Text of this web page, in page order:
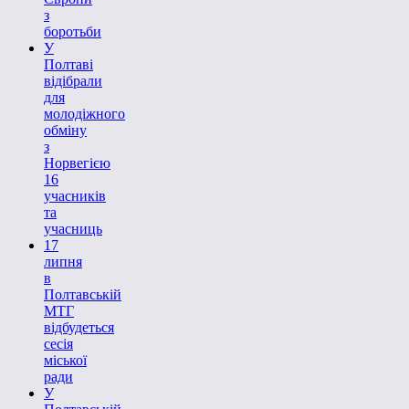
з
боротьби
У
Полтаві
відібрали
для
молодіжного
обміну
з
Норвегією
16
учасників
та
учасниць
17
липня
в
Полтавській
МТГ
відбудеться
сесія
міської
ради
У